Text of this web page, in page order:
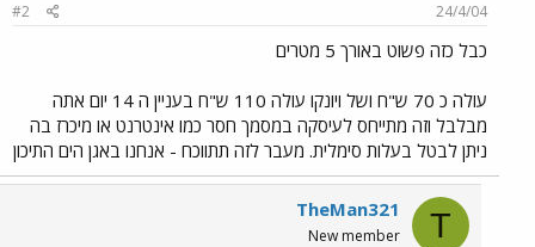
24/4/04
#2
כבל כזה פשוט באורך 5 מטרים
עולה כ 70 ש"ח ושל ויונקו עולה 110 ש"ח בעניין ה 14 יום אתה
מבלבל וזה מתייחס לעיסקה במסמך חסר כמו אינטרנט או מיכרז בה
ניתן לבטל בעלות סימלית. מעבר לזה תתווכח - אנחנו באגן הים התיכון
T
TheMan321
New member